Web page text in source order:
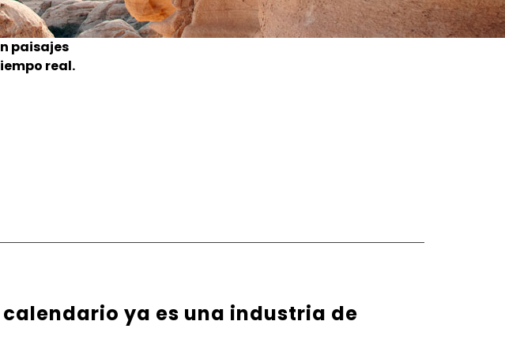
paisajes
real.
ya es una industria de